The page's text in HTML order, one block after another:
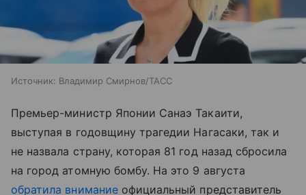
Источник: Владимир Смирнов/ТАСС
Премьер-министр Японии Санаэ Такаити,
выступая в годовщину трагедии Нагасаки, так и
не назвала страну, которая 81 год назад сбросила
на город атомную бомбу. На это 9 августа
обратила вниманиеофициальный представитель